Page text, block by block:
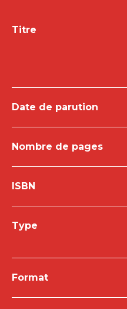
Titre
Date de parution
Nombre de pages
ISBN
Type
Format